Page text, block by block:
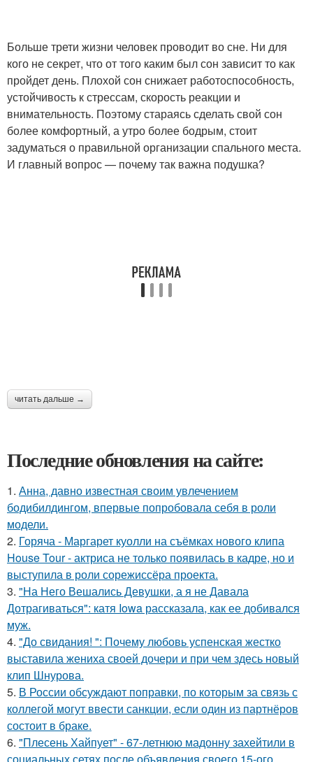
Больше трети жизни человек проводит во сне. Ни для
кого не секрет, что от того каким был сон зависит то как
пройдет день. Плохой сон снижает работоспособность,
устойчивость к стрессам, скорость реакции и
внимательность. Поэтому стараясь сделать свой сон
более комфортный, а утро более бодрым, стоит
задуматься о правильной организации спального места.
И главный вопрос — почему так важна подушка?
читать дальше →
Последние обновления на сайте:
1. Анна, давно известная своим увлечением
бодибилдингом, впервые попробовала себя в роли
модели.
2. Горяча - Маргарет куолли на съёмках нового клипа
House Tour - актриса не только появилась в кадре, но и
выступила в роли сорежиссёра проекта.
3. "На Него Вешались Девушки, а я не Давала
Дотрагиваться": катя Iowa рассказала, как ее добивался
муж.
4. "До свидания! ": Почему любовь успенская жестко
выставила жениха своей дочери и при чем здесь новый
клип Шнурова.
5. В России обсуждают поправки, по которым за связь с
коллегой могут ввести санкции, если один из партнёров
состоит в браке.
6. "Плесень Хайпует" - 67-летнюю мадонну захейтили в
социальных сетях после объявления своего 15-ого